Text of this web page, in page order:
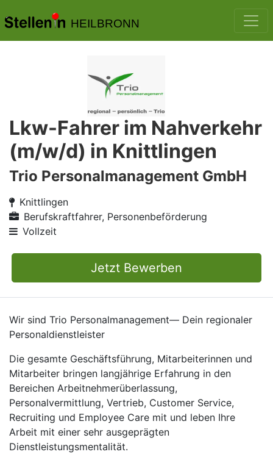
HEILBRONN
Lkw-Fahrer im Nahverkehr
(m/w/d) in Knittlingen
Trio Personalmanagement GmbH
Knittlingen
Berufskraftfahrer, Personenbeförderung
Vollzeit
Jetzt Bewerben
Wir sind Trio Personalmanagement— Dein regionaler
Personaldienstleister
Die gesamte Geschäftsführung, Mitarbeiterinnen und
Mitarbeiter bringen langjährige Erfahrung in den
Bereichen Arbeitnehmerüberlassung,
Personalvermittlung, Vertrieb, Customer Service,
Recruiting und Employee Care mit und leben Ihre
Arbeit mit einer sehr ausgeprägten
Dienstleistungsmentalität.